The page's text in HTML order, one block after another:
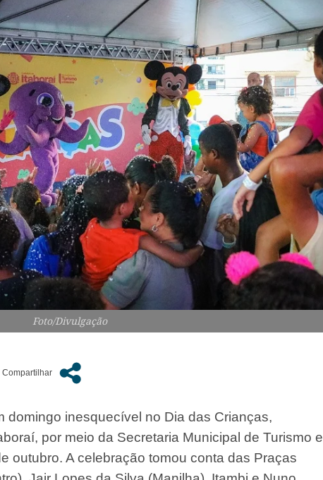
Foto/Divulgação
domingo inesquecível no Dia das Crianças,
por meio da Secretaria Municipal de Turismo e
outubro. A celebração tomou conta das Praças